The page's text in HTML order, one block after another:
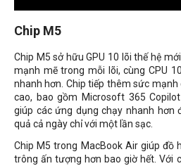
Chip M5
Chip M5 sở hữu GPU 10 lõi thế hệ
mạnh mẽ trong mỗi lõi, cùng CPU
nhanh hơn. Chip tiếp thêm sức
cao, bao gồm Microsoft 365
giúp các ứng dụng chạy nhanh hơn
quả cả ngày chỉ với một lần sạc.
Chip M5 trong MacBook Air giúp đồ
trông ấn tượng hơn bao giờ hết. Với